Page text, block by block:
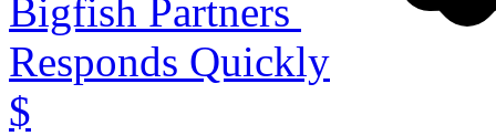
Bigfish Partners
Responds Quickly
$